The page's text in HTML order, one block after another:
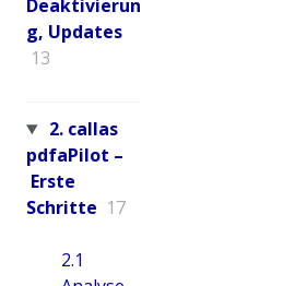
Deaktivierun
g, Updates
13
2. callas
pdfaPilot –
Erste
Schritte 17
2.1